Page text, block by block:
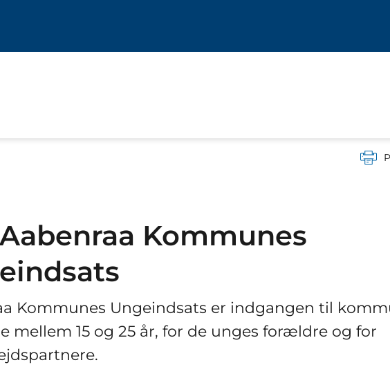
Kommunes
Kommunes Ungeindsats er indgangen til
mellem 15 og 25 år, for de unges forældre og for